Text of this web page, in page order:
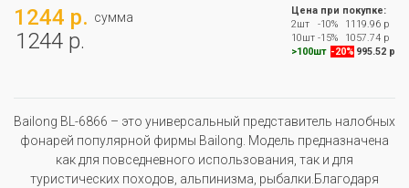
1244 р. сумма
1244 р.
Цена при покупке:
2шт
-10%
1119.96 р
10шт -15%
1057.74 р
>100шт -20% 995.52 р
Bailong BL-6866 – это универсальный представитель налобных
фонарей популярной фирмы Bailong. Модель предназначена
как для повседневного использования, так и для
туристических походов, альпинизма, рыбалки.Благодаря